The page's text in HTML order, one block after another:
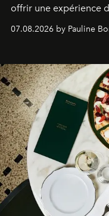
offrir une expérience
expertise se
07.08.2026 by Pauline